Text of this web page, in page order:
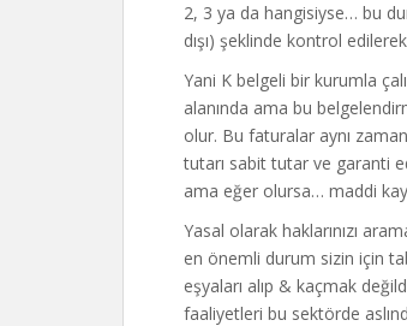
2, 3 ya da hangisiyse… bu
dışı) şeklinde kontrol
Yani K belgeli bir kurumla
alanında ama bu
olur. Bu faturalar aynı
tutarı sabit tutar ve garanti
ama eğer olursa… maddi
Yasal olarak haklarınızı
en önemli durum sizin için
eşyaları alıp & kaçmak
faaliyetleri bu sektörde